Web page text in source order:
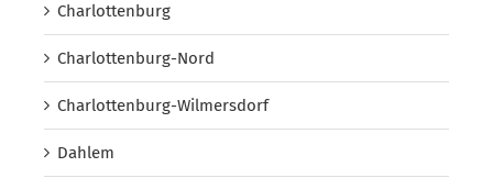
Charlottenburg
Charlottenburg-Nord
Charlottenburg-Wilmersdorf
Dahlem